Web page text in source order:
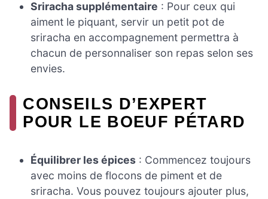
Sriracha supplémentaire : Pour ceux qui
aiment le piquant, servir un petit pot de
sriracha en accompagnement permettra à
chacun de personnaliser son repas selon ses
envies.
CONSEILS D’EXPERT
POUR LE BOEUF PÉTARD
Équilibrer les épices : Commencez toujours
avec moins de flocons de piment et de
sriracha. Vous pouvez toujours ajouter plus,